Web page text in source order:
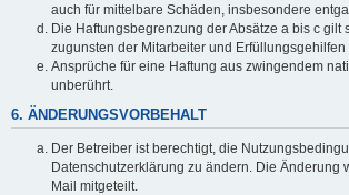
auch für mittelbare Schäden, insbesondere
Die Haftungsbegrenzung der Absätze a bis c gilt
zugunsten der Mitarbeiter und Erfüllungsgehilfen
Ansprüche für eine Haftung aus zwingendem
unberührt.
6. ÄNDERUNGSVORBEHALT
Der Betreiber ist berechtigt, die
Datenschutzerklärung zu ändern. Die Änderung
Mail mitgeteilt.